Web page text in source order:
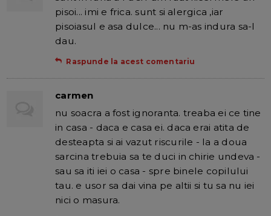
pisoi... imi e frica. sunt si alergica ,iar
pisoiasul e asa dulce... nu m-as indura sa-l
dau.
Raspunde la acest comentariu
carmen
nu soacra a fost ignoranta. treaba ei ce tine
in casa - daca e casa ei. daca erai atita de
desteapta si ai vazut riscurile - la a doua
sarcina trebuia sa te duci in chirie undeva -
sau sa iti iei o casa - spre binele copilului
tau. e usor sa dai vina pe altii si tu sa nu iei
nici o masura.